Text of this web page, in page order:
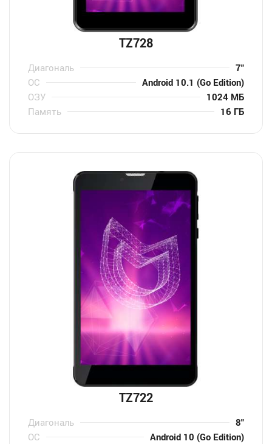
TZ728
Диагональ
7″
ОС
Android 10.1 (Go Edition)
ОЗУ
1024 МБ
Память
16 ГБ
TZ722
Диагональ
8″
ОС
Android 10 (Go Edition)